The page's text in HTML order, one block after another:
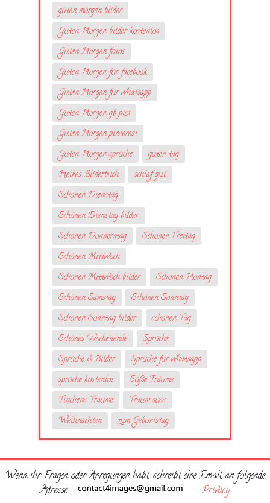
guten morgen bilder
Guten Morgen bilder kostenlos
Guten Morgen fotos
Guten Morgen für facebook
Guten Morgen für whatsapp
Guten Morgen gb pics
Guten Morgen pinterest
Guten Morgen sprüche
guten tag
Heikes Bilderbuch
schlaf gut
Schönen Dienstag
Schönen Dienstag bilder
Schönen Donnerstag
Schönen Freitag
Schönen Mittwoch
Schönen Mittwoch bilder
Schönen Montag
Schönen Samstag
Schönen Sonntag
Schönen Sonntag bilder
schönen Tag
Schönes Wochenende
Sprüche
Sprüche & Bilder
Sprüche fur whatsapp
sprüche kostenlos
Süße Träume
Tinchens Träume
Traum suss
Weihnachten
zum Geburtstag
Wenn ihr Fragen oder Anregungen habt, schreibt eine Email an folgende
Adresse
-Privacy